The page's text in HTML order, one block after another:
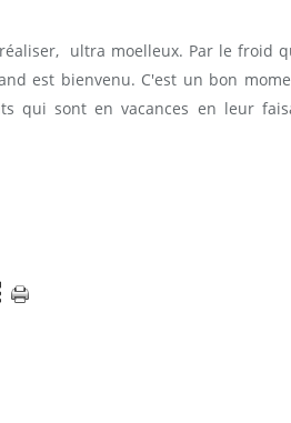
ultra moelleux. Par le froid
est bienvenu. C'est un bon
qui sont en vacances en leur